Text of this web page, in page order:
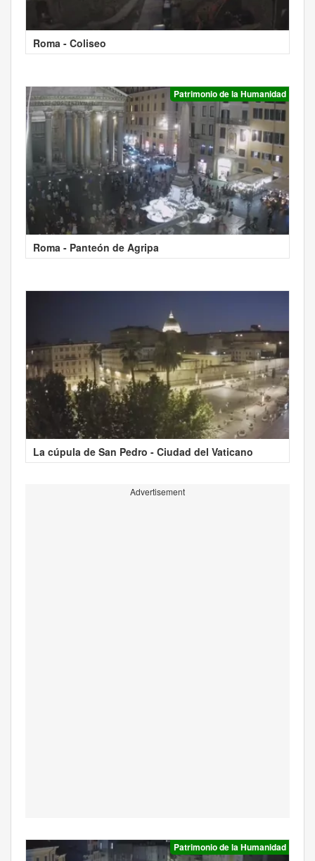
Roma - Coliseo
Patrimonio de la Humanidad
Roma - Panteón de Agripa
La cúpula de San Pedro - Ciudad del Vaticano
Advertisement
Patrimonio de la Humanidad